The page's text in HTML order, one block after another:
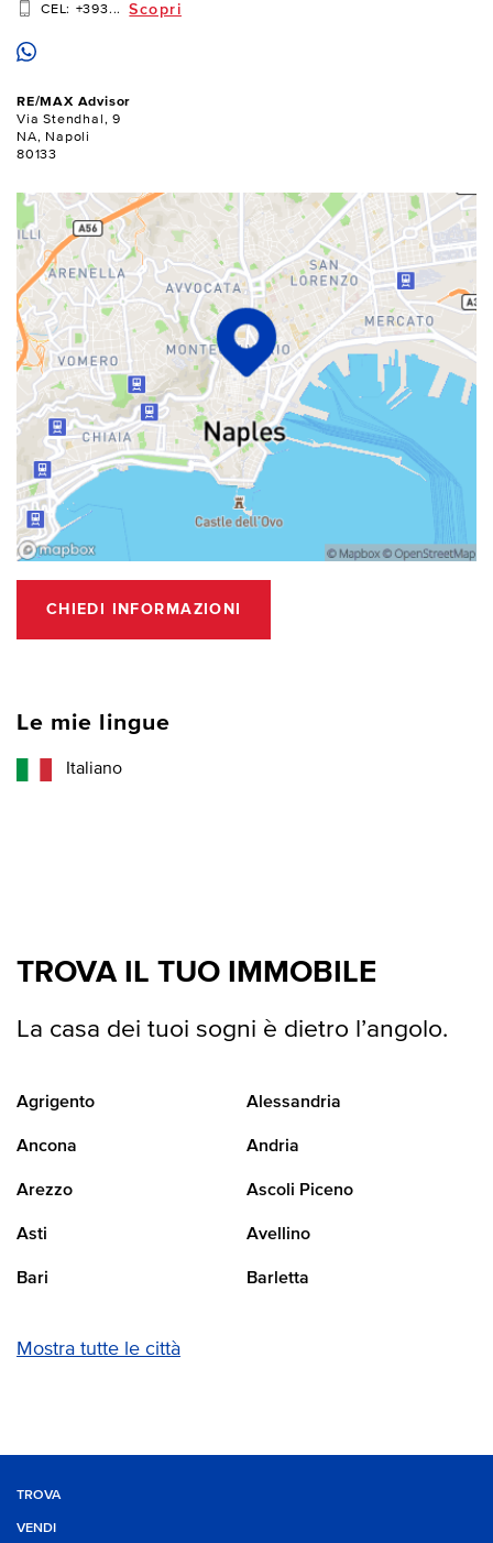
CEL: +393... Scopri
RE/MAX Advisor
Via Stendhal, 9
NA, Napoli
80133
CHIEDI INFORMAZIONI
Le mie lingue
Italiano
TROVA IL TUO IMMOBILE
La casa dei tuoi sogni è dietro l’angolo.
Agrigento Alessandria
Ancona Andria
Arezzo Ascoli Piceno
Asti Avellino
Bari Barletta
Mostra tutte le città
TROVA
VENDI